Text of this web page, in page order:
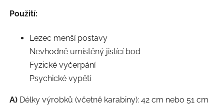
Použití:
Lezec menší postavy
Nevhodně umístěný jistící bod
Fyzické vyčerpání
Psychické vypětí
A)Délky výrobků (včetně karabiny): 42 cm nebo 51 cm